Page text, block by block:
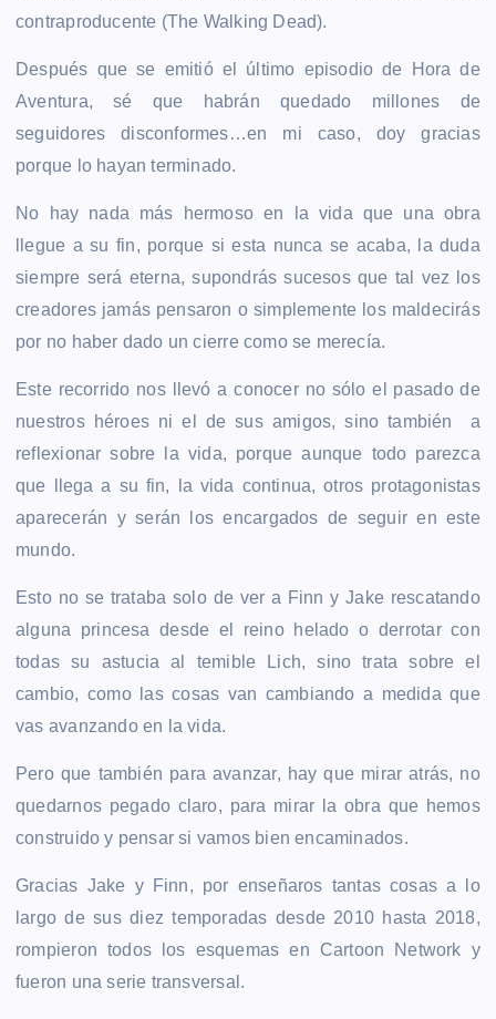
contraproducente (The Walking Dead).
Después que se emitió el último episodio de Hora de
Aventura, sé que habrán quedado millones de
seguidores disconformes…en mi caso, doy gracias
porque lo hayan terminado.
No hay nada más hermoso en la vida que una obra
llegue a su fin, porque si esta nunca se acaba, la duda
siempre será eterna, supondrás sucesos que tal vez los
creadores jamás pensaron o simplemente los maldecirás
por no haber dado un cierre como se merecía.
Este recorrido nos llevó a conocer no sólo el pasado de
nuestros héroes ni el de sus amigos, sino también a
reflexionar sobre la vida, porque aunque todo parezca
que llega a su fin, la vida continua, otros protagonistas
aparecerán y serán los encargados de seguir en este
mundo.
Esto no se trataba solo de ver a Finn y Jake rescatando
alguna princesa desde el reino helado o derrotar con
todas su astucia al temible Lich, sino trata sobre el
cambio, como las cosas van cambiando a medida que
vas avanzando en la vida.
Pero que también para avanzar, hay que mirar atrás, no
quedarnos pegado claro, para mirar la obra que hemos
construido y pensar si vamos bien encaminados.
Gracias Jake y Finn, por enseñaros tantas cosas a lo
largo de sus diez temporadas desde 2010 hasta 2018,
rompieron todos los esquemas en Cartoon Network y
fueron una serie transversal.